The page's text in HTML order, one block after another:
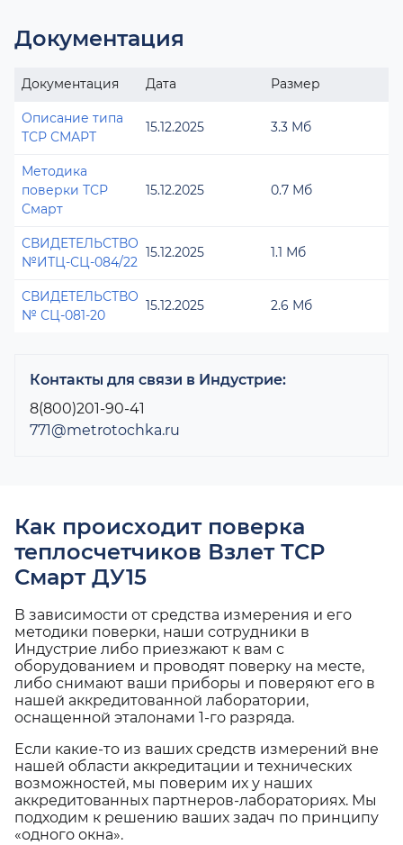
Документация
Документация Дата Размер
Описание типа
ТСР СМАРТ
15.12.2025 3.3 Мб
Методика
поверки ТСР
Смарт
15.12.2025 0.7 Мб
СВИДЕТЕЛЬСТВО
№ИТЦ-СЦ-084/22
15.12.2025 1.1 Мб
СВИДЕТЕЛЬСТВО
№ СЦ-081-20
15.12.2025 2.6 Мб
Контакты для связи в Индустрие:
8(800)201-90-41
771@metrotochka.ru
Как происходит поверка
теплосчетчиков Взлет ТСР
Смарт ДУ15
В зависимости от средства измерения и его
методики поверки, наши сотрудники в
Индустрие либо приезжают к вам с
оборудованием и проводят поверку на месте,
либо снимают ваши приборы и поверяют его в
нашей аккредитованной лаборатории,
оснащенной эталонами 1-го разряда.
Если какие-то из ваших средств измерений вне
нашей области аккредитации и технических
возможностей, мы поверим их у наших
аккредитованных партнеров-лабораториях. Мы
подходим к решению ваших задач по принципу
«одного окна».